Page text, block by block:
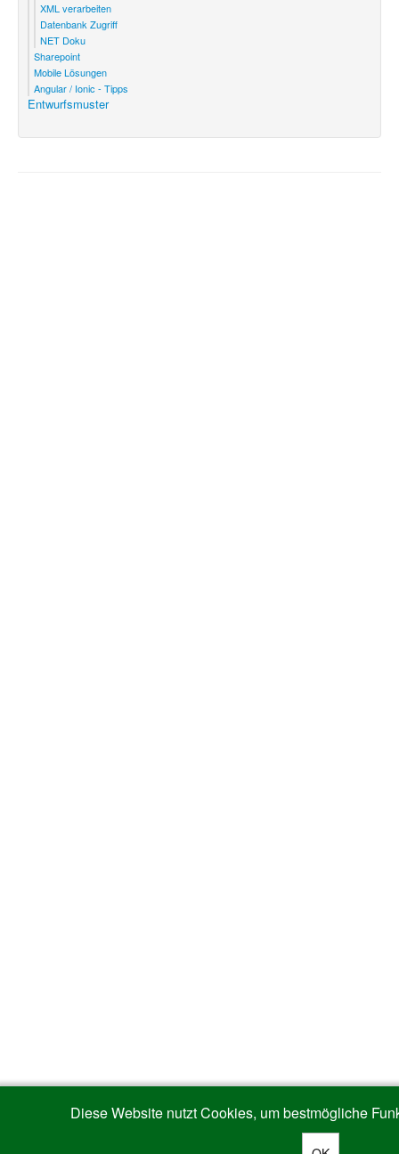
XML verarbeiten
Datenbank Zugriff
NET Doku
Sharepoint
Mobile Lösungen
Angular / Ionic - Tipps
Entwurfsmuster
Diese Website nutzt Cookies, um bestmögliche